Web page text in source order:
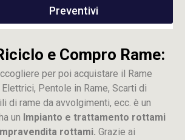
Preventivi
e Compro Rame:
per poi acquistare il Rame
Pentole in Rame, Scarti di
di rame da avvolgimenti, ecc. è un
un Impianto e trattamento rottami
rottami. Grazie ai